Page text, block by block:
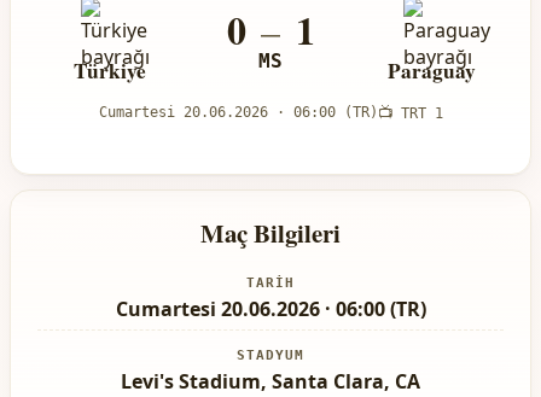
Türkiye
0 – 1
MS Paraguay
Cumartesi 20.06.2026 · 06:00 (TR) 📺 TRT 1
Maç Bilgileri
TARIH
Cumartesi 20.06.2026 · 06:00 (TR)
STADYUM
Levi's Stadium, Santa Clara, CA